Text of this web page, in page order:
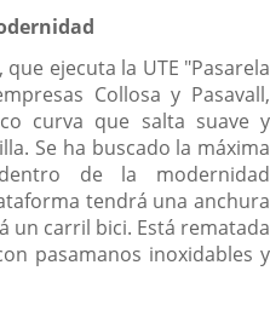
ejecuta la UTE "Pasarela
Collosa y Pasavall,
curva que salta suave y
Se ha buscado la máxima
de la modernidad
tendrá una anchura
un carril bici. Está rematada
pasamanos inoxidables y